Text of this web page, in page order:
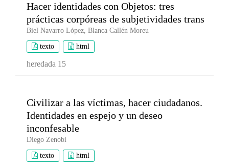
Hacer identidades con Objetos: tres
prácticas corpóreas de subjetividades trans
Biel Navarro López, Blanca Callén Moreu
texto html
heredada 15
Civilizar a las víctimas, hacer ciudadanos.
Identidades en espejo y un deseo
inconfesable
Diego Zenobi
texto html